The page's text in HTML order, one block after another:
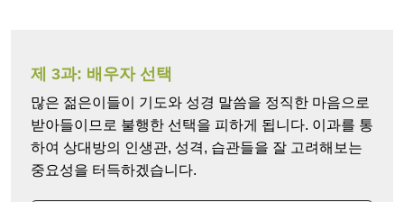
제 3과: 배우자 선택
많은 젊은이들이 기도와 성경 말씀을 정직한 마음으로
받아들이므로 불행한 선택을 피하게 됩니다. 이과를 통
하여 상대방의 인생관, 성격, 습관들을 잘 고려해보는
중요성을 터득하겠습니다.